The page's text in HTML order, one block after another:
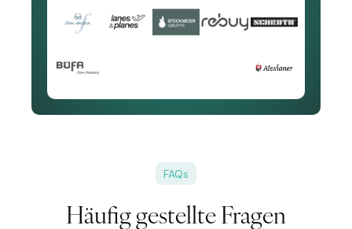
FAQs
Häufig gestellte Fragen